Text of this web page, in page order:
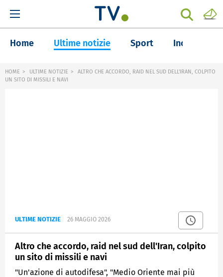
Home Ultime notizie Sport Inchieste
HOME ULTIME NOTIZIE
ALTRO CHE ACCORDO, RAID NEL SUD DELL'IRAN, COLPITO
UN SITO DI MISSILI E NAVI
ULTIME NOTIZIE 26 MAGGIO 2026
Altro che accordo, raid nel sud dell'Iran, colpito
un sito di missili e navi
"Un'azione di autodifesa", "Medio Oriente mai più